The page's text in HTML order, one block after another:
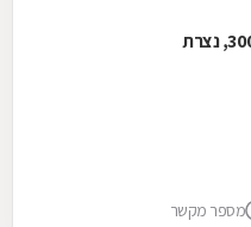
מספר מקשר